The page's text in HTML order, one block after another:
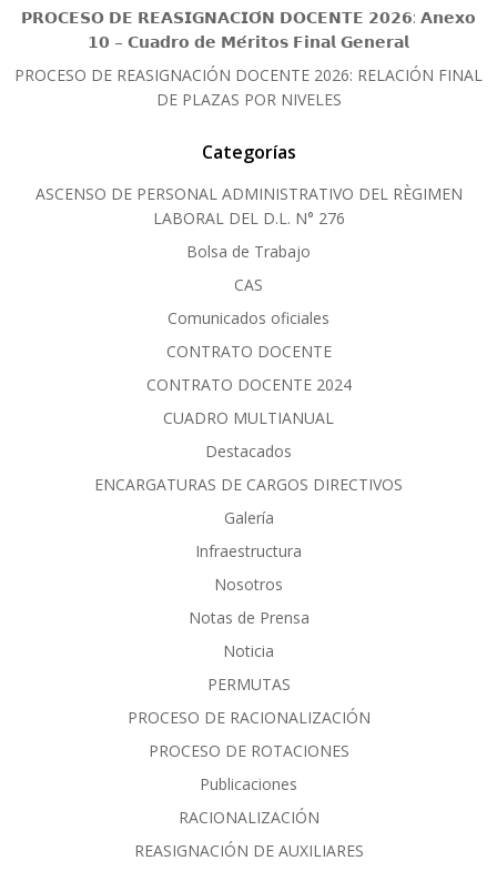
𝗣𝗥𝗢𝗖𝗘𝗦𝗢 𝗗𝗘 𝗥𝗘𝗔𝗦𝗜𝗚𝗡𝗔𝗖𝗜𝗢́𝗡 𝗗𝗢𝗖𝗘𝗡𝗧𝗘 𝟮𝟬𝟮𝟲: 𝗔𝗻𝗲𝘅𝗼
𝟭𝟬 – 𝗖𝘂𝗮𝗱𝗿𝗼 𝗱𝗲 𝗠𝗲́𝗿𝗶𝘁𝗼𝘀 𝗙𝗶𝗻𝗮𝗹 𝗚𝗲𝗻𝗲𝗿𝗮𝗹
PROCESO DE REASIGNACIÓN DOCENTE 2026: RELACIÓN FINAL
DE PLAZAS POR NIVELES
Categorías
ASCENSO DE PERSONAL ADMINISTRATIVO DEL RÈGIMEN
LABORAL DEL D.L. N° 276
Bolsa de Trabajo
CAS
Comunicados oficiales
CONTRATO DOCENTE
CONTRATO DOCENTE 2024
CUADRO MULTIANUAL
Destacados
ENCARGATURAS DE CARGOS DIRECTIVOS
Galería
Infraestructura
Nosotros
Notas de Prensa
Noticia
PERMUTAS
PROCESO DE RACIONALIZACIÓN
PROCESO DE ROTACIONES
Publicaciones
RACIONALIZACIÓN
REASIGNACIÓN DE AUXILIARES